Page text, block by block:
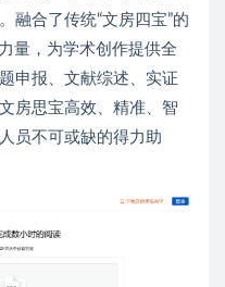
融合了传统“文房四宝”的
量，为学术创作提供全
申报、文献综述、实证
房思宝高效、精准、智
员不可或缺的得力助